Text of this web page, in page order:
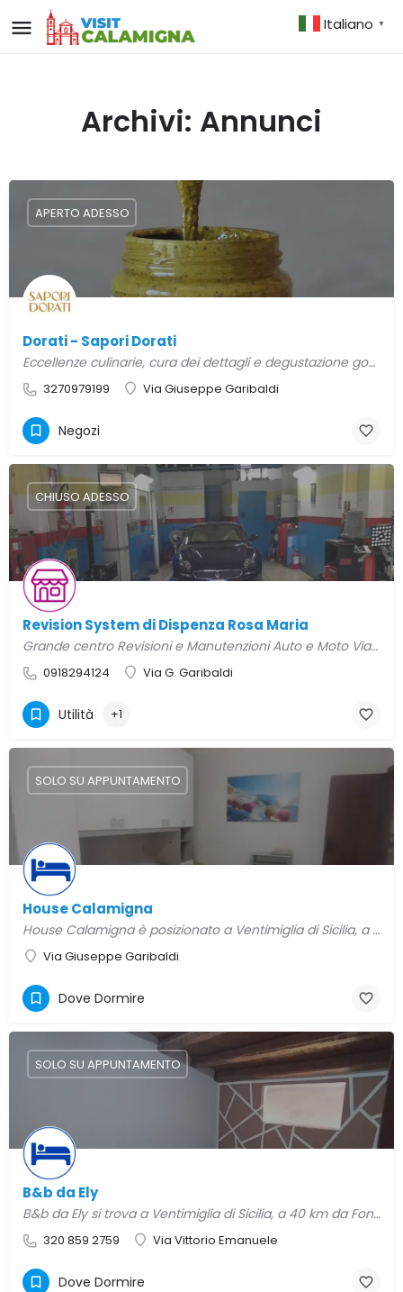
Archivi: Annunci
Dorati - Sapori Dorati
Eccellenze culinarie, cura dei dettagli e degustazione gourmet.
3270979199 Via Giuseppe Garibaldi
APERTO ADESSO
Negozi
Revision System di Dispenza Rosa Maria
Grande centro Revisioni e Manutenzioni Auto e Moto Via Garibaldi, 36 Ventimiglia di Sicilia
0918294124 Via G. Garibaldi
CHIUSO ADESSO
Utilità +1
House Calamigna
House Calamigna è posizionato a Ventimiglia di Sicilia, a 43 km da Fontana Pretoria e 43 km da Cattedrale di…
Via Giuseppe Garibaldi
SOLO SU APPUNTAMENTO
Dove Dormire
B&b da Ely
B&b da Ely si trova a Ventimiglia di Sicilia, a 40 km da Fontana Pretoria, 41 km da Cattedrale di Palermo…
320 859 2759 Via Vittorio Emanuele
SOLO SU APPUNTAMENTO
Dove Dormire
Italiano ▼